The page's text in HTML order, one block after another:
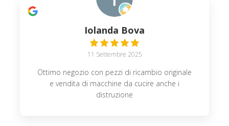
Iolanda Bova
11 Settembre 2025
Ottimo negozio con pezzi di ricambio originale
e vendita di macchine da cucire anche i
distruzione